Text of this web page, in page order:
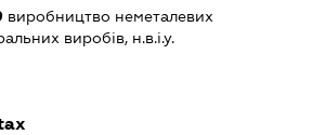
виробництво неметалевих
виробів, н.в.і.у.